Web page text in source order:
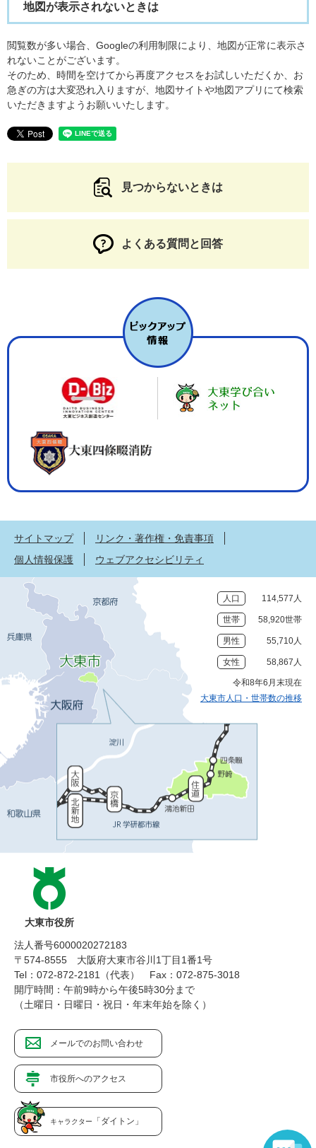
地図が表示されないときは
閲覧数が多い場合、Googleの利用制限により、地図が正常に表示さ
れないことがございます。
そのため、時間を空けてから再度アクセスをお試しいただくか、お
急ぎの方は大変恐れ入りますが、地図サイトや地図アプリにて検索
いただきますようお願いいたします。
見つからないときは
よくある質問と回答
サイトマップ
リンク・著作権・免責事項
個人情報保護
ウェブアクセシビリティ
人口 114,577人
世帯 58,920世帯
男性 55,710人
女性 58,867人
令和8年6月末現在
大東市人口・世帯数の推移
大東市役所
法人番号6000020272183
〒574-8555 大阪府大東市谷川1丁目1番1号
Tel：072-872-2181（代表）
Fax：072-875-3018
開庁時間：午前9時から午後5時30分まで
（土曜日・日曜日・祝日・年末年始を除く）
メールでのお問い合わせ
市役所へのアクセス
キャラクター 「ダイトン」